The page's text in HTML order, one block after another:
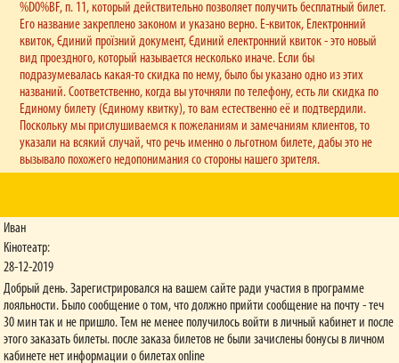
%D0%BF, п. 11, который действительно позволяет получить бесплатный билет.
Его название закреплено законом и указано верно. Е-квиток, Електронний
квиток, Єдиний проїзний документ, Єдиний електронний квиток - это новый
вид проездного, который называется несколько иначе. Если бы
подразумевалась какая-то скидка по нему, было бы указано одно из этих
названий. Соответственно, когда вы уточняли по телефону, есть ли скидка по
Единому билету (Єдиному квитку), то вам естественно её и подтвердили.
Поскольку мы прислушиваемся к пожеланиям и замечаниям клиентов, то
указали на всякий случай, что речь именно о льготном билете, дабы это не
вызывало похожего недопонимания со стороны нашего зрителя.
Иван
Кінотеатр:
28-12-2019
Добрый день. Зарегистрировался на вашем сайте ради участия в программе
лояльности. Было сообщение о том, что должно прийти сообщение на почту - теч
30 мин так и не пришло. Тем не менее получилось войти в личный кабинет и после
этого заказать билеты. после заказа билетов не были зачислены бонусы в личном
кабинете нет информации о билетах online